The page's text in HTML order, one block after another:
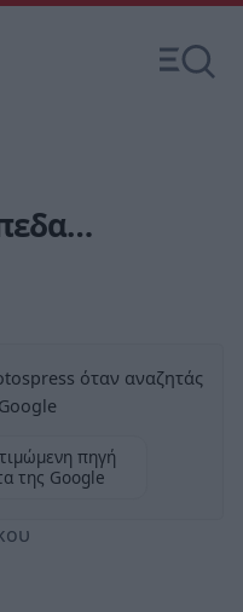
όταν αναζητάς
πηγή
της Google